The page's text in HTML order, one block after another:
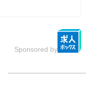
Sponsored by